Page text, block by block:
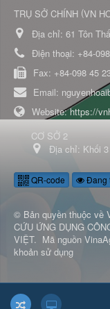
TRỤ SỞ CHÍNH (VN
Địa chỉ: 61 Tôn
Điện thoại: +84-
Fax: +84-098 45
Email:
Website:https://
CƠ SỞ 2
Địa chỉ: Khối
QR-code Đang
© Bản quyền thuộc về
CỨU ỨNG DỤNG
VIỆT. Mã nguồn
khoản sử dụng